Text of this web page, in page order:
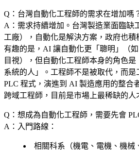
Q：台灣自動化工程師的需求在增加嗎
A：需求持續增加。台灣製造業面臨缺
工廠），自動化是解決方案，政府也積
有趣的是，AI 讓自動化更「聰明」（
目視），但自動化工程師本身的角色
系統的人」。工程師不是被取代，而
PLC 程式，演進到 AI 製造應用的整合
跨域工程師，目前是市場上最稀缺的人
Q：想成為自動化工程師，需要先會
A：入門路線：
相關科系（機電、電機、機械